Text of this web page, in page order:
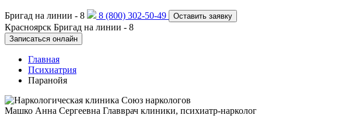
Бригад на линии - 8 8 (800) 302-50-49 Оставить заявку
Красноярск Бригад на линии - 8
Записаться онлайн
Главная
Психиатрия
Паранойя
Машко Анна Сергеевна Главврач клиники, психиатр-нарколог